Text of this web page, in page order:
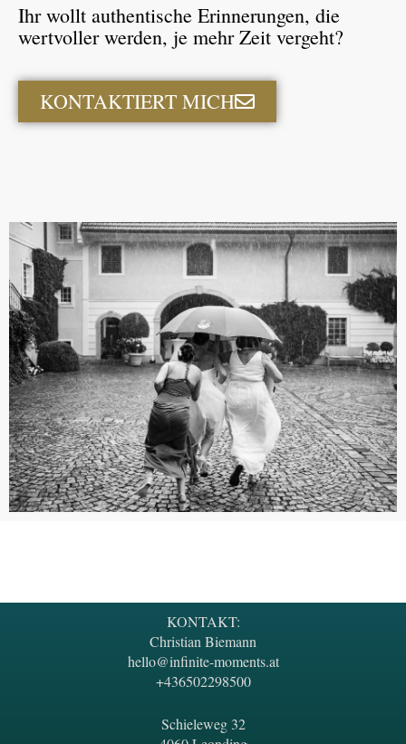
Ihr wollt authentische Erinnerungen, die
wertvoller werden, je mehr Zeit vergeht?
KONTAKTIERT MICH
KONTAKT:
Christian Biemann
hello@infinite-moments.at
+436502298500
Schieleweg 32